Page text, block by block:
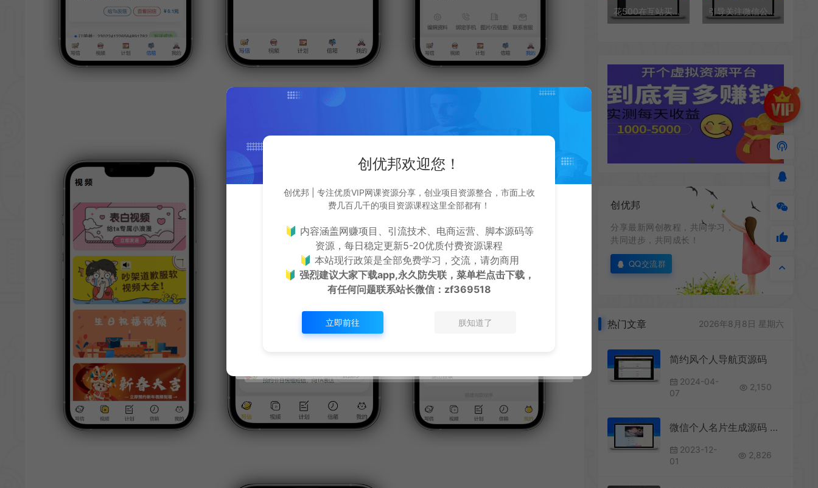
花500在互站买的免登录H5快手商城系统/抖音小店商城全开源运营版本 引导关注微信公众号或小程序网页源码
创优邦
分享最新网创教程，共同学习，
共同进步，共同成长！
QQ交流群
热门文章 2026年8月8日 星期六
简约风个人导航页源码
2024-04-
07
2,150
微信个人名片生成源码 上传服务器即可使用html源码
2023-12-
01
2,826
创优邦欢迎您！
创优邦 | 专注优质VIP网课资源分享，创业项目资源整合，市面上收
费几百几千的项目资源课程这里全部都有！
🔰 内容涵盖网赚项目、引流技术、电商运营、脚本源码等
资源，每日稳定更新5-20优质付费资源课程
🔰 本站现行政策是全部免费学习，交流，请勿商用
🔰 强烈建议大家下载app,永久防失联，菜单栏点击下载，
有任何问题联系站长微信：zf369518
立即前往 朕知道了